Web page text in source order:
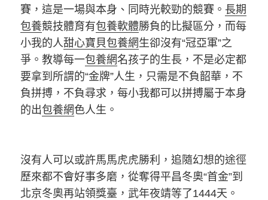
賽，這是一場與本身、同時光較勁的競賽。 長期
包養競技體育有包養軟體勝負的比擬區分，而每
小我的人甜心寶貝包養網生卻沒有“冠亞軍”之
爭。教導每一包養網名孩子的生長，不是必定都
要拿到所謂的“金牌”人生，只需是不負韶華，不
負拼搏，不負尋求，每小我都可以拼搏屬于本身
的出包養網色人生。
沒有人可以或許馬馬虎虎勝利，追隨幻想的途徑
歷來都不會好事多磨，從奪得平昌冬奧“首金”到
北京冬奧再站領獎臺，武年夜靖等了1444天。